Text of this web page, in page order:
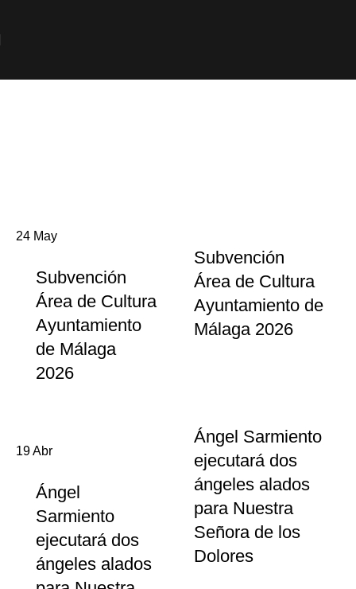
24 May
Subvención
Área de Cultura
Ayuntamiento
de Málaga
2026
19Abr
Ángel
Sarmiento
ejecutará dos
ángeles alados
Subvención
Área de Cultura
Ayuntamiento de
Málaga 2026
Ángel Sarmiento
ejecutará dos
ángeles alados
para Nuestra
Señora de los
Dolores